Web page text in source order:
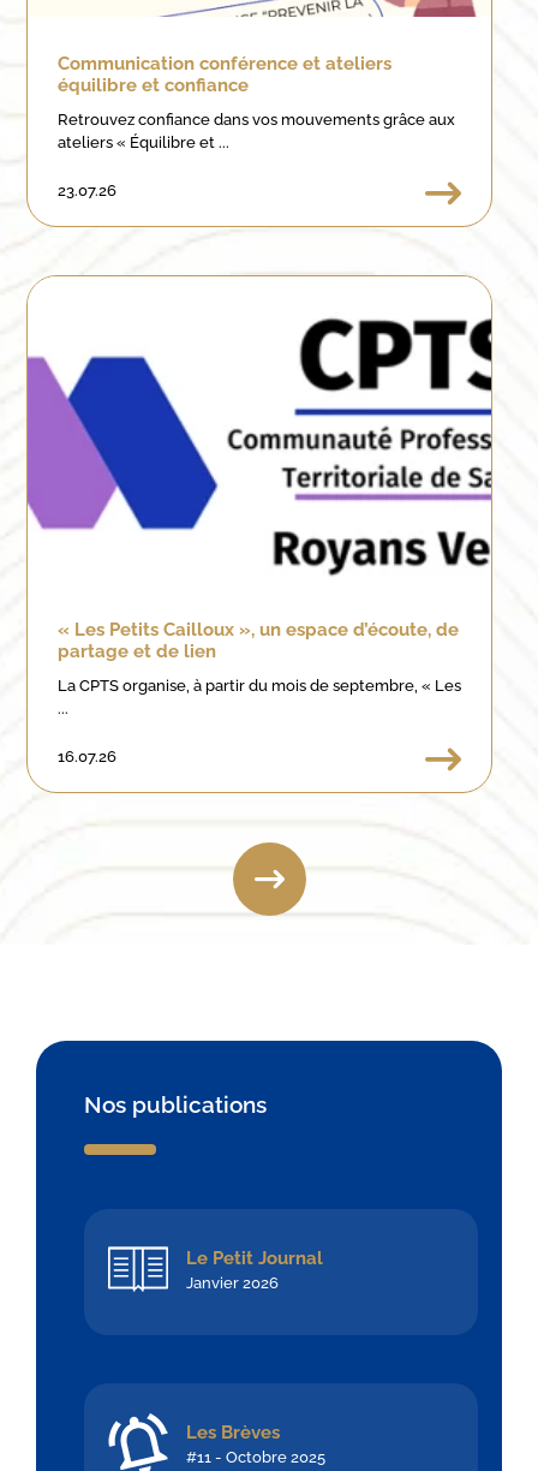
Communication conférence et ateliers
équilibre et confiance
Retrouvez confiance dans vos mouvements grâce aux
ateliers « Équilibre et ...
23.07.26
« Les Petits Cailloux », un espace d’écoute, de
partage et de lien
La CPTS organise, à partir du mois de septembre, « Les
...
16.07.26
Nos publications
Le Petit Journal
Janvier 2026
Les Brèves
#11 - Octobre 2025